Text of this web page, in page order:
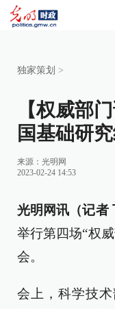
独家策划 >
【权威部
国基础研
来源： 光明网
2023-02-24 14:53
光明网讯（记者
举行第四场“权
会。
会上，科学技